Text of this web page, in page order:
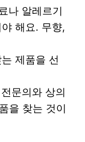
나 알레르기
해요. 무향,
제품을 선
문의와 상의
을 찾는 것이